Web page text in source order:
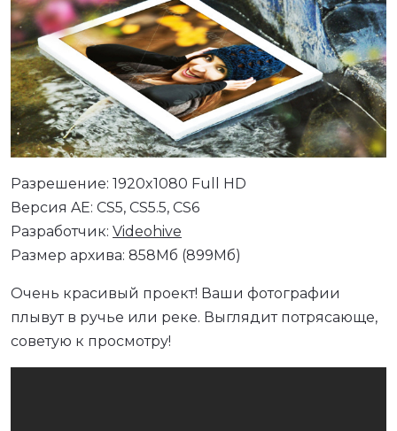
Разрешение: 1920x1080 Full HD
Версия AE: CS5, CS5.5, CS6
Разработчик: Videohive
Размер архива: 858Мб (899Мб)
Очень красивый проект! Ваши фотографии
плывут в ручье или реке. Выглядит потрясающе,
советую к просмотру!